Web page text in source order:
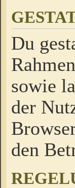
Du
sowie
der
den